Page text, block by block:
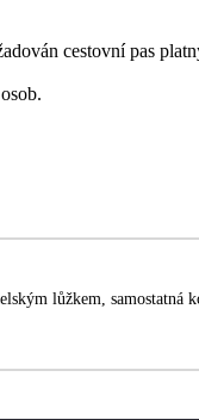
cestovní pas
lůžkem, samostatná